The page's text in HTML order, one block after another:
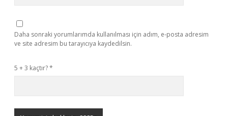
Daha sonraki yorumlarımda kullanılması için adım, e-posta adresim
ve site adresim bu tarayıcıya kaydedilsin.
5 + 3 kaçtır?*